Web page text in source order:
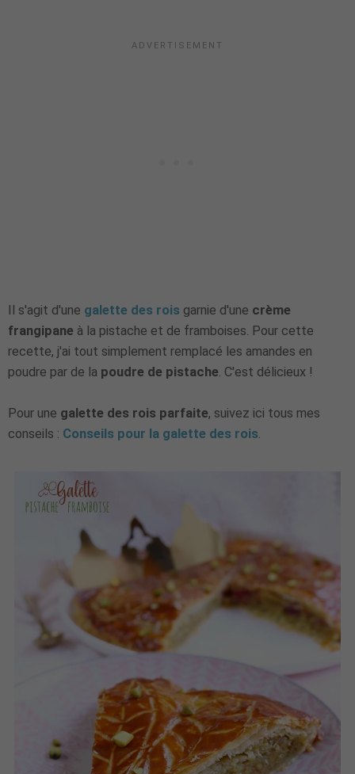
Il s'agit d'une galette des rois garnie d'une crème
frangipane à la pistache et de framboises. Pour cette
recette, j'ai tout simplement remplacé les amandes en
poudre par de la poudre de pistache. C'est délicieux !
Pour une galette des rois parfaite, suivez ici tous mes
conseils : Conseils pour la galette des rois.